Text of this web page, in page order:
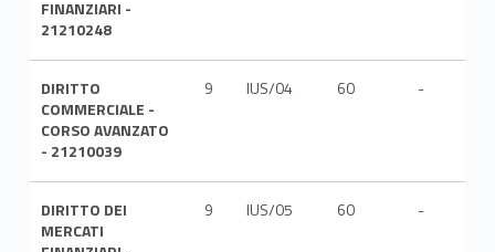
FINANZIARI -
21210248
DIRITTO
COMMERCIALE -
CORSO AVANZATO
- 21210039
9 IUS/04 60 -
DIRITTO DEI
MERCATI
9 IUS/05 60 -